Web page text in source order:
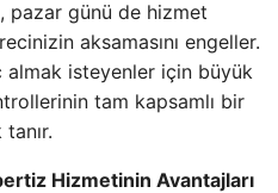
pazar günü de hizmet
aksamasını engeller.
almak isteyenler için büyük
tam kapsamlı bir
Hizmetinin Avantajları